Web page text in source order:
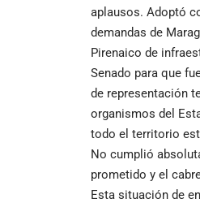
aplausos. Adoptó
demandas de
Pirenaico de
Senado para que
de representación
organismos del
todo el territorio
No cumplió
prometido y el
Esta situación de